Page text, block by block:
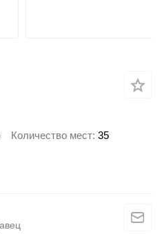
Количество мест 35